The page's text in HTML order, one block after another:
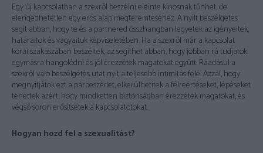
Egy új kapcsolatban a szexről beszélni eleinte kínosnak tűnhet, de
elengedhetetlen egy erős alap megteremtéséhez. A nyílt beszélgetés
segít abban, hogy te és a partnered összhangban legyetek az igényeitek,
határaitok és vágyaitok képviseletében. Ha a szexről már a kapcsolat
korai szakaszában beszéltek, az segíthet abban, hogy jobban rá tudjatok
egymásra hangolódni és jól érezzétek magatokat együtt. Ráadásul a
szexről való beszélgetés utat nyit a teljesebb intimitás felé. Azzal, hogy
megnyitjátok ezt a párbeszédet, elkerülhetitek a félreértéseket, lépéseket
tehettek azért, hogy mindketten biztonságban érezzétek magatokat, és
végső soron erősítsétek a kapcsolatotokat.
Hogyan hozd fel a szexualitást?